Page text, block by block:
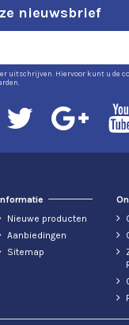
nieuwsbrief
uitschrijven. Hiervoor kunt u de
Nieuwe producten
Aanbiedingen
Sitemap